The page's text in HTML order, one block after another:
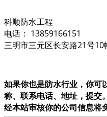
科顺防水工程
电话： 13859166151
三明市三元区长安路21号10
如果你也是防水行业，你可
称、联系电话、地址，提交。
经本站审核你的公司信息将